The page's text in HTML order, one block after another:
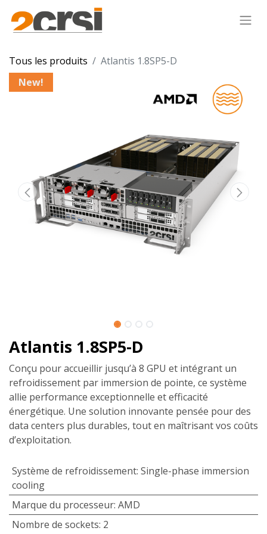
Tous les produits
Atlantis 1.8SP5-D
New!
Atlantis 1.8SP5-D
Conçu pour accueillir jusqu’à 8 GPU et intégrant un
refroidissement par immersion de pointe, ce système
allie performance exceptionnelle et efficacité
énergétique. Une solution innovante pensée pour des
data centers plus durables, tout en maîtrisant vos coûts
d’exploitation.
Système de refroidissement: Single-phase immersion
cooling
Marque du processeur: AMD
Nombre de sockets: 2